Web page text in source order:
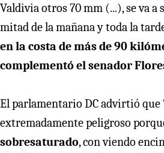
Valdivia otros 70 mm (...), se va
mitad de la mañana y toda la
en la costa de más de 90
complementó el senador
El parlamentario DC advirtió que
extremadamente peligroso
sobresaturado, con viendo